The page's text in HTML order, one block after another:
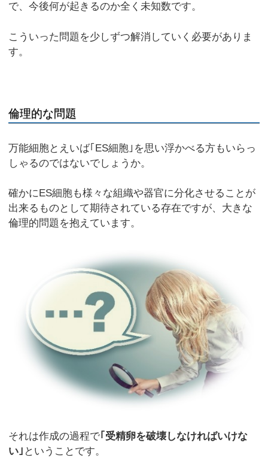
で、今後何が起きるのか全く未知数です。
こういった問題を少しずつ解消していく必要がありま
す。
倫理的な問題
万能細胞とえいば｢ES細胞｣を思い浮かべる方もいらっ
しゃるのではないでしょうか。
確かにES細胞も様々な組織や器官に分化させることが
出来るものとして期待されている存在ですが、大きな
倫理的問題を抱えています。
それは作成の過程で｢受精卵を破壊しなければいけな
い｣ ということです。